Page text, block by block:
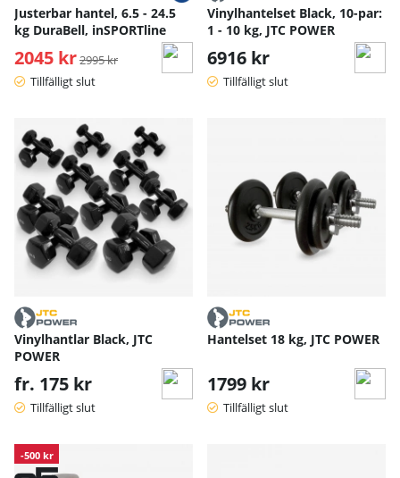
Justerbar hantel, 6.5 - 24.5
kg DuraBell, inSPORTline
2045 kr Ordinarie pris:
2995 kr
Tillfälligt slut
Vinylhantelset Black, 10-par:
1 - 10 kg, JTC POWER
6916 kr
Tillfälligt slut
Vinylhantlar Black, JTC
POWER
fr. 175 kr
Tillfälligt slut
Hantelset 18 kg, JTC POWER
1799 kr
Tillfälligt slut
-500 kr